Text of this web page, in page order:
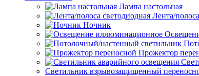
Лампа настольная
Лента/
Ночник
Прожектор
Светильник взрывозащищенный